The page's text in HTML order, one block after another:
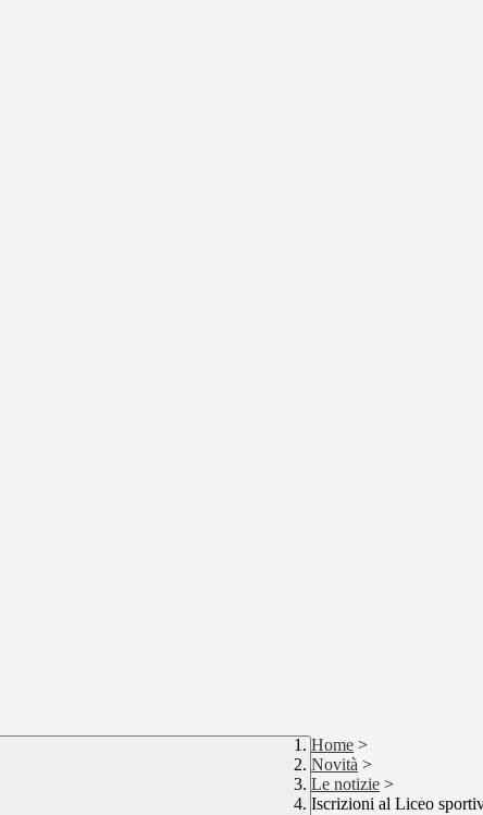
Home >
Novità >
Le notizie >
Iscrizioni al Liceo